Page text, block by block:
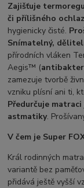
Zajišťuje
či přílišného
hygienicky čisté.
Snímatelný,
přírodních vláken
Aegis™ (
zamezuje tvorbě
vzniku plísní ani ti,
Předurčuje
astmatiky.
V čem je Super
Král rodinných
variantě bez
přidává ještě vyšší